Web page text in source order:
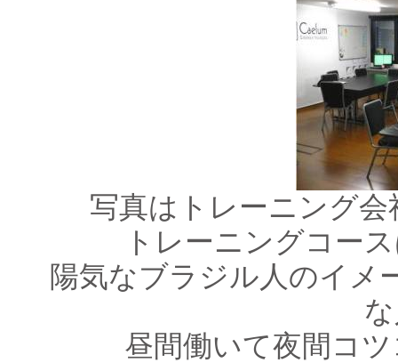
写真はトレーニング
トレーニングコー
陽気なブラジル人のイメ
昼間働いて夜間コ